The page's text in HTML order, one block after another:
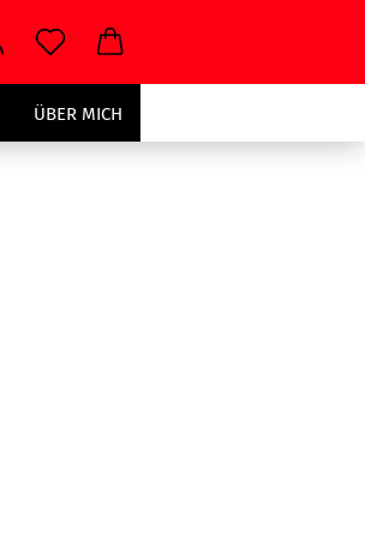
ÜBER MICH